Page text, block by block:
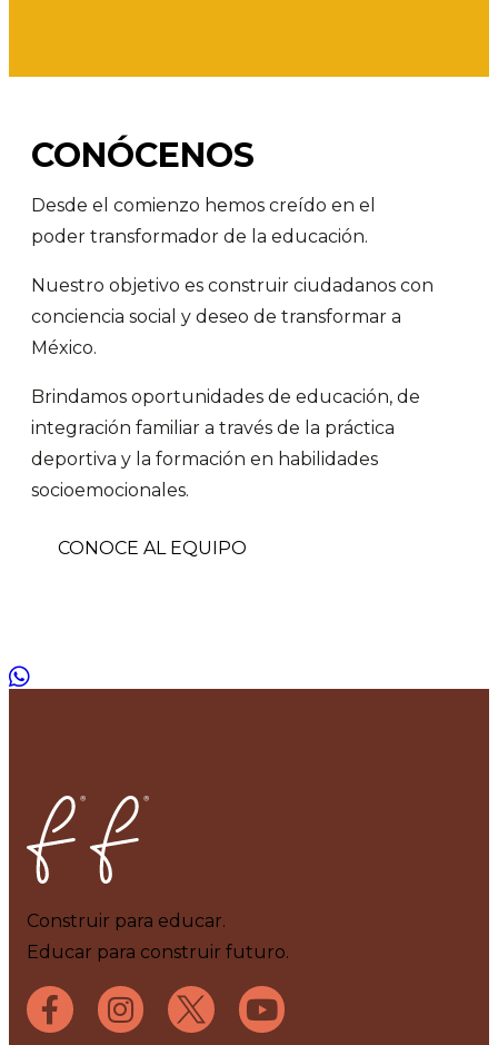
CONÓCENOS
Desde el comienzo hemos creído en el
poder transformador de la educación.
Nuestro objetivo es construir ciudadanos con
conciencia social y deseo de transformar a
México.
Brindamos oportunidades de educación, de
integración familiar a través de la práctica
deportiva y la formación en habilidades
socioemocionales.
CONOCE AL EQUIPO
Home
Construir para educar.
Educar para construir futuro.